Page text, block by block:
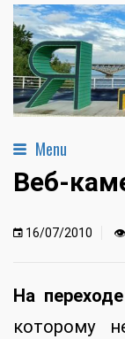
Menu
Веб-
16/07/2010 👁
На
которому